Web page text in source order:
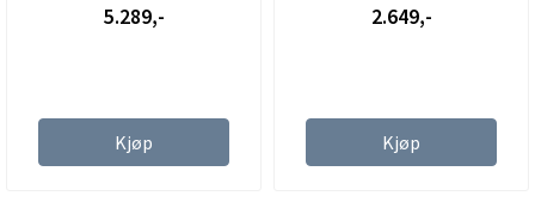
5.289,-
Kjøp
2.649,-
Kjøp